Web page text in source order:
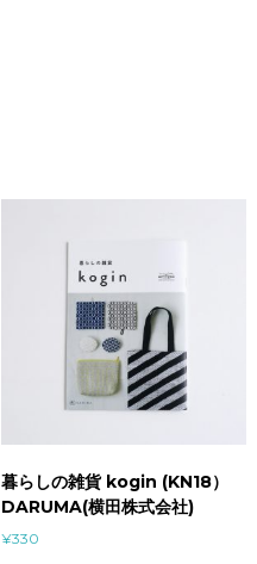
暮らしの雑貨 kogin (KN18）
DARUMA(横田株式会社)
¥330